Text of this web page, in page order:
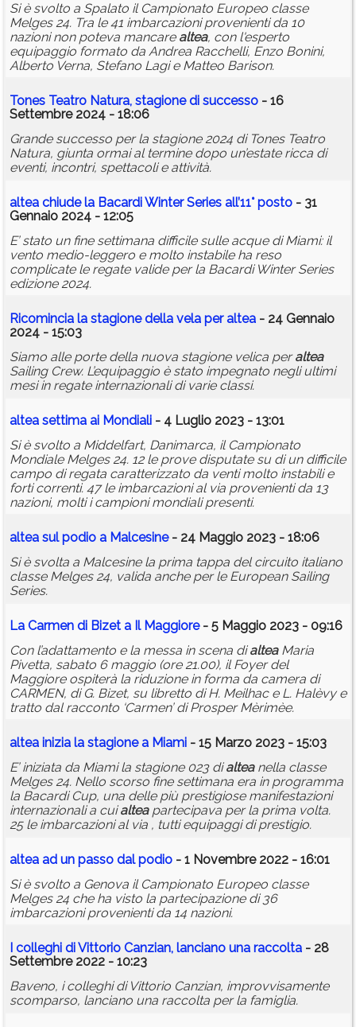
Si è svolto a Spalato il Campionato Europeo classe
Melges 24. Tra le 41 imbarcazioni provenienti da 10
nazioni non poteva mancare altea, con l'esperto
equipaggio formato da Andrea Racchelli, Enzo Bonini,
Alberto Verna, Stefano Lagi e Matteo Barison.
Tones Teatro Natura, stagione di successo - 16
Settembre 2024 - 18:06
Grande successo per la stagione 2024 di Tones Teatro
Natura, giunta ormai al termine dopo un’estate ricca di
eventi, incontri, spettacoli e attività.
altea chiude la Bacardi Winter Series all’11° posto - 31
Gennaio 2024 - 12:05
E’ stato un fine settimana difficile sulle acque di Miami: il
vento medio-leggero e molto instabile ha reso
complicate le regate valide per la Bacardi Winter Series
edizione 2024.
Ricomincia la stagione della vela per altea - 24 Gennaio
2024 - 15:03
Siamo alle porte della nuova stagione velica peraltea
Sailing Crew. L’equipaggio è stato impegnato negli ultimi
mesi in regate internazionali di varie classi.
altea settima ai Mondiali - 4 Luglio 2023 - 13:01
Si è svolto a Middelfart, Danimarca, il Campionato
Mondiale Melges 24. 12 le prove disputate su di un difficile
campo di regata caratterizzato da venti molto instabili e
forti correnti. 47 le imbarcazioni al via provenienti da 13
nazioni, molti i campioni mondiali presenti.
altea sul podio a Malcesine- 24 Maggio 2023 - 18:06
Si è svolta a Malcesine la prima tappa del circuito italiano
classe Melges 24, valida anche per le European Sailing
Series.
La Carmen di Bizet a Il Maggiore- 5 Maggio 2023 - 09:16
Con l’adattamento e la messa in scena dialteaMaria
Pivetta, sabato 6 maggio (ore 21.00), il Foyer del
Maggiore ospiterà la riduzione in forma da camera di
CARMEN, di G. Bizet, su libretto di H. Meilhac e L. Halèvy e
tratto dal racconto ‘Carmen’ di Prosper Mèrimèe.
altea inizia la stagione a Miami - 15 Marzo 2023 - 15:03
E’ iniziata da Miami la stagione 023 dialteanella classe
Melges 24. Nello scorso fine settimana era in programma
la Bacardi Cup, una delle più prestigiose manifestazioni
internazionali a cuialteapartecipava per la prima volta.
25 le imbarcazioni al via , tutti equipaggi di prestigio.
altea ad un passo dal podio - 1 Novembre 2022 - 16:01
Si è svolto a Genova il Campionato Europeo classe
Melges 24 che ha visto la partecipazione di 36
imbarcazioni provenienti da 14 nazioni.
I colleghi di Vittorio Canzian, lanciano una raccolta - 28
Settembre 2022 - 10:23
Baveno, i colleghi di Vittorio Canzian, improvvisamente
scomparso, lanciano una raccolta per la famiglia.